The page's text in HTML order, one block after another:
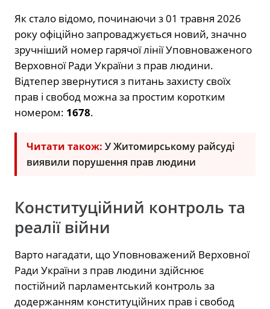
Як стало відомо, починаючи з 01 травня 2026
року офіційно запроваджується новий, значно
зручніший номер гарячої лінії Уповноваженого
Верховної Ради України з прав людини.
Відтепер звернутися з питань захисту своїх
прав і свобод можна за простим коротким
номером: 1678.
Читати також: У Житомирському райсуді
виявили порушення прав людини
Конституційний контроль та
реалії війни
Варто нагадати, що Уповноважений Верховної
Ради України з прав людини здійснює
постійний парламентський контроль за
додержанням конституційних прав і свобод